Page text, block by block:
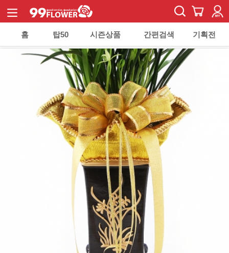
홈 탑50 시즌상품 간편검색 기획전